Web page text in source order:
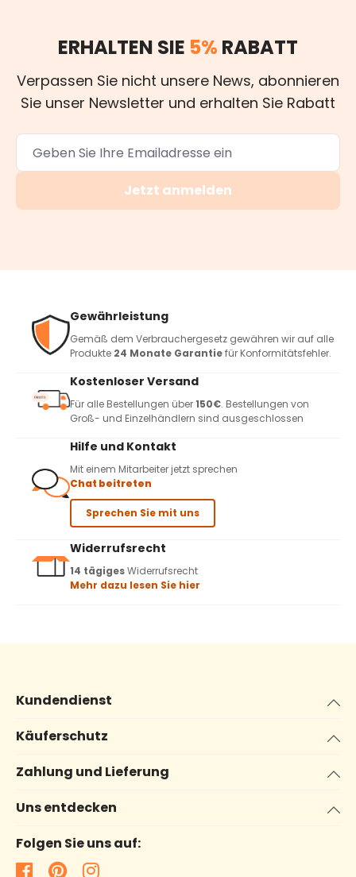
ERHALTEN SIE 5% RABATT
Verpassen Sie nicht unsere News, abonnieren
Sie unser Newsletter und erhalten Sie Rabatt
Jetzt anmelden
Gewährleistung
Gemäß dem Verbrauchergesetz gewähren wir auf alle
Produkte 24 Monate Garantiefür Konformitätsfehler.
Kostenloser Versand
Für alle Bestellungen über150€. Bestellungen von
Groß- und Einzelhändlern sind ausgeschlossen
Hilfe und Kontakt
Mit einem Mitarbeiter jetzt sprechen
Chat beitreten
Sprechen Sie mit uns
Widerrufsrecht
14 tägigesWiderrufsrecht
Mehr dazu lesen Sie hier
Kundendienst
Käuferschutz
Zahlung und Lieferung
Uns entdecken
Folgen Sie uns auf: